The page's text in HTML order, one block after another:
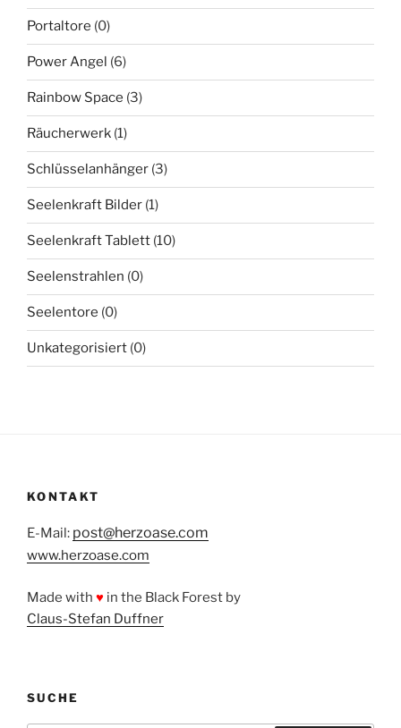
Portaltore (0)
Power Angel (6)
Rainbow Space (3)
Räucherwerk (1)
Schlüsselanhänger (3)
Seelenkraft Bilder (1)
Seelenkraft Tablett (10)
Seelenstrahlen (0)
Seelentore (0)
Unkategorisiert (0)
KONTAKT
E-Mail: post@herzoase.com
www.herzoase.com
Made with ♥ in the Black Forest by
Claus-Stefan Duffner
SUCHE